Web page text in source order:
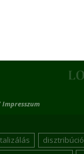
disztribúció